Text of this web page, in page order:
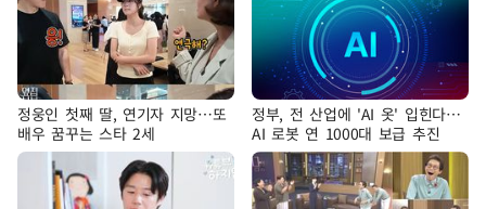
정웅인 첫째 딸, 연기자 지망…또
배우 꿈꾸는 스타 2세
정부, 전 산업에 'AI 옷' 입힌다…
AI 로봇 연 1000대 보급 추진